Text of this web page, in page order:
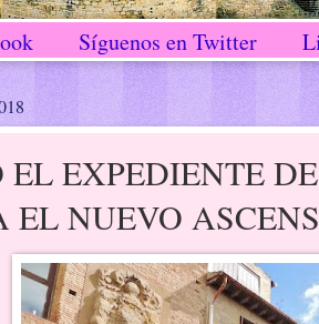
Síguenos en Twitter
EL EXPEDIENTE DE
EL NUEVO